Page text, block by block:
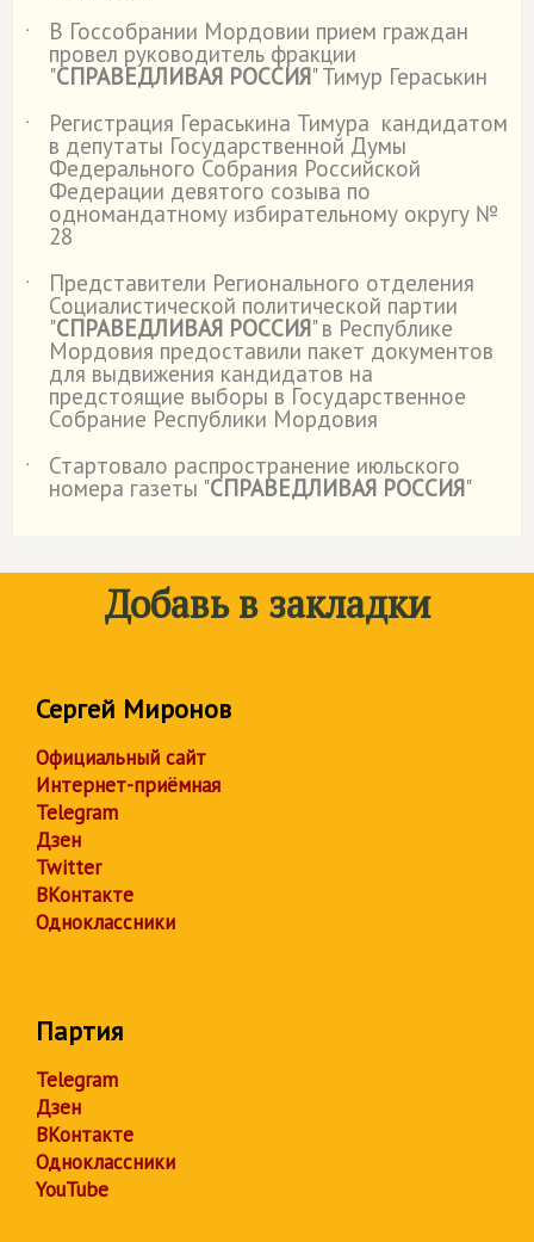
˙
В Госсобрании Мордовии прием граждан
провел руководитель фракции
"СПРАВЕДЛИВАЯ РОССИЯ" Тимур Гераськин
˙
Регистрация Гераськина Тимура кандидатом
в депутаты Государственной Думы
Федерального Собрания Российской
Федерации девятого созыва по
одномандатному избирательному округу №
28
˙
Представители Регионального отделения
Социалистической политической партии
"СПРАВЕДЛИВАЯ РОССИЯ" в Республике
Мордовия предоставили пакет документов
для выдвижения кандидатов на
предстоящие выборы в Государственное
Собрание Республики Мордовия
˙
Стартовало распространение июльского
номера газеты "СПРАВЕДЛИВАЯ РОССИЯ"
Добавь в закладки
Сергей Миронов
Официальный сайт
Интернет-приёмная
Telegram
Дзен
Twitter
ВКонтакте
Одноклассники
Партия
Telegram
Дзен
ВКонтакте
Одноклассники
YouTube